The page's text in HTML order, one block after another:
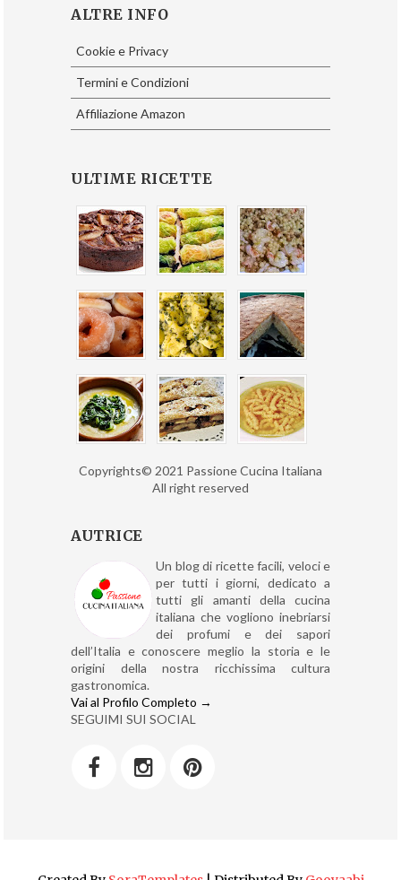
ALTRE INFO
Cookie e Privacy
Termini e Condizioni
Affiliazione Amazon
ULTIME RICETTE
Copyrights© 2021 Passione Cucina Italiana
All right reserved
AUTRICE
Un blog di ricette facili, veloci e
per tutti i giorni, dedicato a
tutti gli amanti della cucina
italiana che vogliono inebriarsi
dei profumi e dei sapori
dell’Italia e conoscere meglio la storia e le
origini della nostra ricchissima cultura
gastronomica.
Vai al Profilo Completo →
SEGUIMI SUI SOCIAL